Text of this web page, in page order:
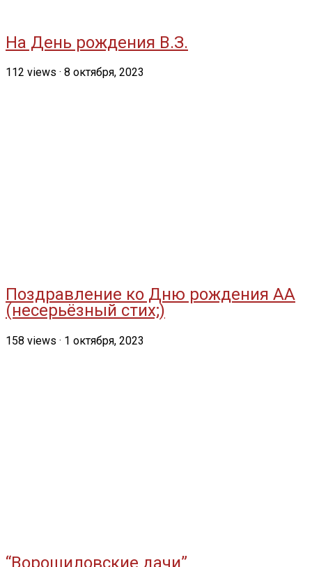
На День рождения В.З.
112 views · 8 октября, 2023
Поздравление ко Дню рождения АА
(несерьёзный стих;)
158 views · 1 октября, 2023
“Ворошиловские дачи”